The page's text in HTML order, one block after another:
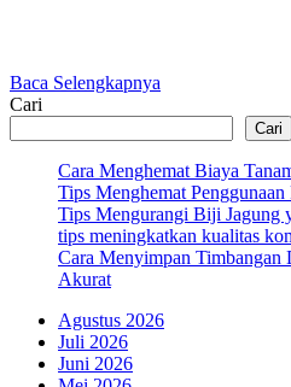
Baca Selengkapnya
Cari
Cari
Cara Menghemat Biaya
Tips Menghemat Penggunaan
Tips Mengurangi Biji Jagung
tips meningkatkan kualitas
Cara Menyimpan Timbangan
Akurat
Agustus 2026
Juli 2026
Juni 2026